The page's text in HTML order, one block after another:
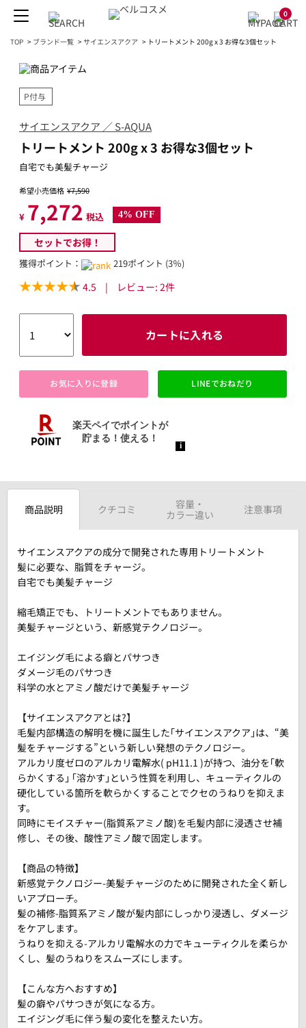
0
TOP > ブランド一覧 >サイエンスアクア > トリートメント 200g x 3 お得な3個セット
P付与
サイエンスアクア ／ S-AQUA
トリートメント 200g x 3 お得な3個セット
自宅でも美髪チャージ
希望小売価格 ¥7,590
¥ 7,272 税込 4% OFF
セットでお得！
獲得ポイント： 219ポイント (3％)
4.5 | レビュー: 2件
カートに入れる
お気に入りに登録 LINEでおねだり
商品説明 クチコミ
容量・
カラー違い
注意事項
サイエンスアクアの成分で開発された専用トリートメント
髪に必要な、脂質をチャージ。
自宅でも美髪チャージ
縮毛矯正でも、トリートメントでもありません。
美髪チャージという、新感覚テクノロジー。
エイジング毛による癖とパサつき
ダメージ毛のパサつき
科学の水とアミノ酸だけで美髪チャージ
【サイエンスアクアとは?】
毛髪内部構造の解明を機に誕生した｢サイエンスアクア｣は、“美
髪をチャージする”という新しい発想のテクノロジー。
アルカリ度ゼロのアルカリ電解水( pH11.1 )が持つ、油分を｢軟
らかくする｣ ｢溶かす｣という性質を利用し、キューティクルの
硬化している箇所を軟らかくすることでクセのうねりを抑えま
す。
同時にモイスチャー(脂質系アミノ酸)を毛髪内部に浸透させ補
修し、その後、酸性アミノ酸で固定します。
【商品の特徴】
新感覚テクノロジー-美髪チャージのために開発された全く新し
いアプローチ。
髪の補修-脂質系アミノ酸が髪内部にしっかり浸透し、ダメージ
をケアします。
うねりを抑える-アルカリ電解水の力でキューティクルを柔らか
くし、髪のうねりをスムーズにします。
【こんな方へおすすめ】
髪の癖やパサつきが気になる方。
エイジング毛に伴う髪の変化を整えたい方。